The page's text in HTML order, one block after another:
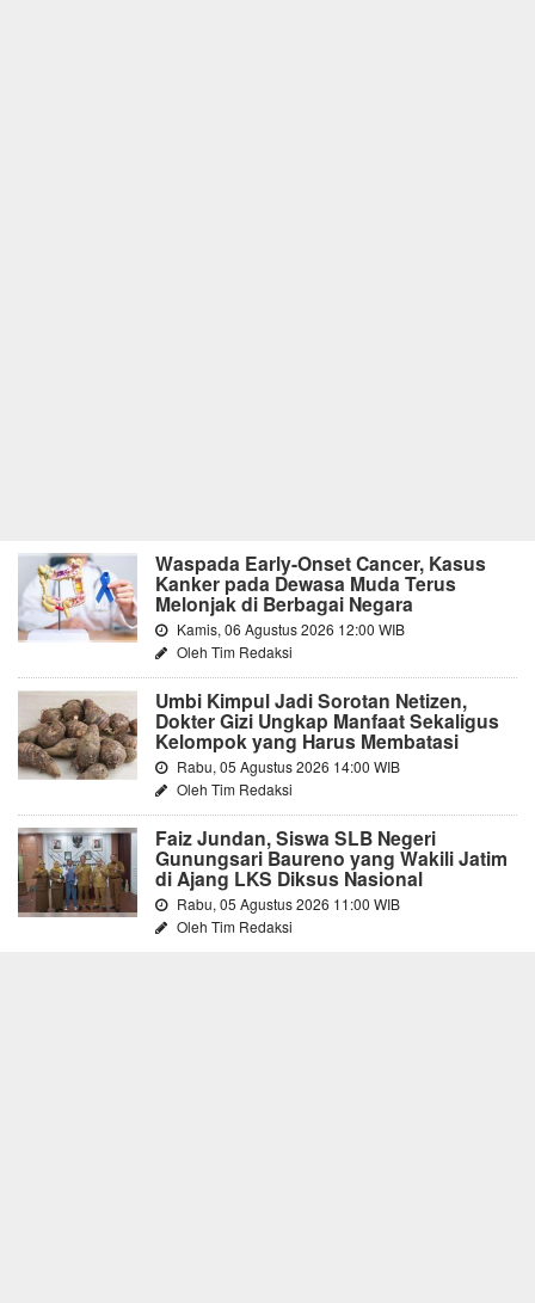
Waspada Early-Onset Cancer, Kasus
Kanker pada Dewasa Muda Terus
Melonjak di Berbagai Negara
Kamis, 06 Agustus 2026 12:00 WIB
Oleh Tim Redaksi
Umbi Kimpul Jadi Sorotan Netizen,
Dokter Gizi Ungkap Manfaat Sekaligus
Kelompok yang Harus Membatasi
Rabu, 05 Agustus 2026 14:00 WIB
Oleh Tim Redaksi
Faiz Jundan, Siswa SLB Negeri
Gunungsari Baureno yang Wakili Jatim
di Ajang LKS Diksus Nasional
Rabu, 05 Agustus 2026 11:00 WIB
Oleh Tim Redaksi